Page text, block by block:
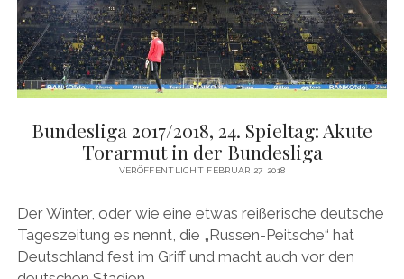
Bundesliga 2017/2018, 24. Spieltag: Akute
Torarmut in der Bundesliga
VERÖFFENTLICHT FEBRUAR 27, 2018
Der Winter, oder wie eine etwas reißerische deutsche
Tageszeitung es nennt, die „Russen-Peitsche“ hat
Deutschland fest im Griff und macht auch vor den